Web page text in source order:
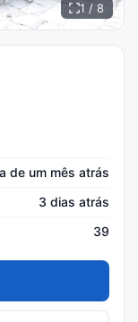
1 / 8
de um mês atrás
3 dias atrás
39